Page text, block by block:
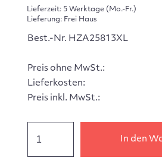
Lieferzeit: 5 Werktage (Mo.-Fr.)
Lieferung: Frei Haus
Best.-Nr. HZA25813XL
Preis ohne MwSt.:
Lieferkosten:
Preis inkl. MwSt.:
In den